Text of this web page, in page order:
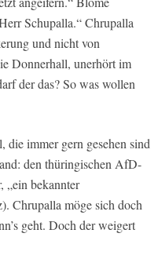
Schupalla.“ Chrupalla
und nicht von
Donnerhall, unerhört im
der das? So was wollen
die immer gern gesehen sind
den thüringischen AfD-
bekannter
Chrupalla möge sich doch
geht. Doch der weigert